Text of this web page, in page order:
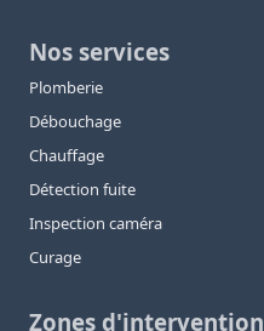
Nos services
Plomberie
Débouchage
Chauffage
Détection fuite
Inspection caméra
Curage
Zones d'intervention